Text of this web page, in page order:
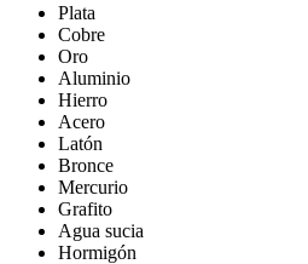
Plata
Cobre
Oro
Aluminio
Hierro
Acero
Latón
Bronce
Mercurio
Grafito
Agua sucia
Hormigón